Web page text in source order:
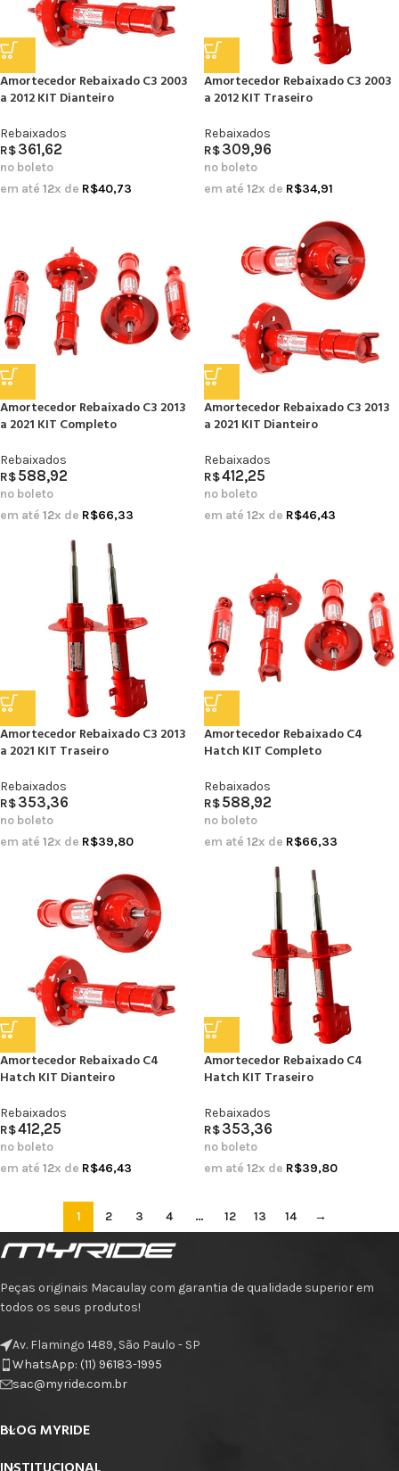
Amortecedor Rebaixado C3 2003
a 2012 KIT Dianteiro
Rebaixados
R$361,62
no boleto
em até 12x de R$40,73
Amortecedor Rebaixado C3 2003
a 2012 KIT Traseiro
Rebaixados
R$309,96
no boleto
em até 12x de R$34,91
Amortecedor Rebaixado C3 2013
a 2021 KIT Completo
Rebaixados
R$588,92
no boleto
em até 12x de R$66,33
Amortecedor Rebaixado C3 2013
a 2021 KIT Dianteiro
Rebaixados
R$412,25
no boleto
em até 12x de R$46,43
Amortecedor Rebaixado C3 2013
a 2021 KIT Traseiro
Rebaixados
R$353,36
no boleto
em até 12x de R$39,80
Amortecedor Rebaixado C4
Hatch KIT Completo
Rebaixados
R$588,92
no boleto
em até 12x de R$66,33
Amortecedor Rebaixado C4
Hatch KIT Dianteiro
Rebaixados
R$412,25
no boleto
em até 12x de R$46,43
Amortecedor Rebaixado C4
Hatch KIT Traseiro
Rebaixados
R$353,36
no boleto
em até 12x de R$39,80
1 2 3 4 … 12 13 14 →
Peças originais Macaulay com garantia de qualidade superior em
todos os seus produtos!
Av. Flamingo 1489, São Paulo - SP
WhatsApp: (11) 96183-1995
sac@myride.com.br
BLOG MYRIDE